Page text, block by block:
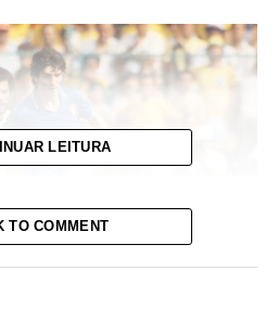
LEITURA
TO COMMENT